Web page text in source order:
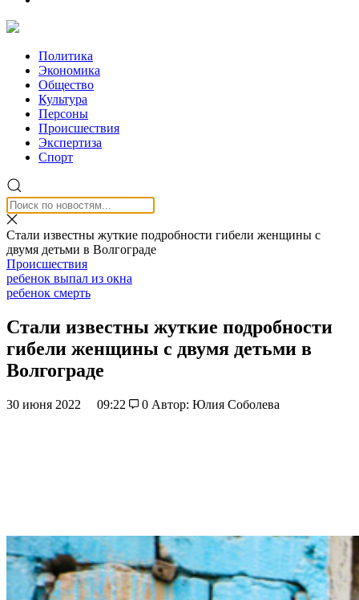
Политика
Экономика
Общество
Культура
Персоны
Происшествия
Экспертиза
Спорт
Стали известны жуткие подробности гибели женщины с
двумя детьми в Волгограде
Происшествия
ребенок выпал из окна
ребенок смерть
Стали известны жуткие подробности
гибели женщины с двумя детьми в
Волгограде
30 июня 2022 09:22 0 Автор: Юлия Соболева